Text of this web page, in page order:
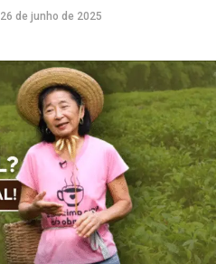
26 de junho de 2025